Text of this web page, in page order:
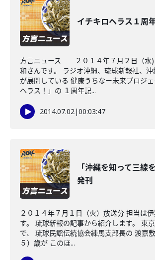
イチキロヘラス１周
方言ニュース ２０１４年７月２日（水)
和さんです。 ラジオ沖縄、琉球新報社、
が展開している 健康うちなー未来プロジ
ヘラス！」の １周年記...
2014.07.02|00:03:47
「沖縄を知って三線
発刊
２０１４年７月１日（火）放送分 担当は
す。 琉球新報の記事から紹介します。 東
で、 琉球民謡伝統協会練馬支部長の 渡嘉
５）歳が このほ...